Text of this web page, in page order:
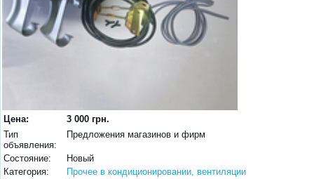
Цена:
3 000 грн.
Тип
объявления:
Предложения магазинов и фирм
Состояние:
Новый
Категория:
Прочее в кондиционировании, вентиляции